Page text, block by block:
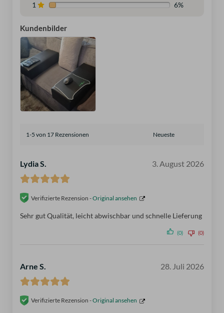
1
6%
Kundenbilder
1-5 von 17 Rezensionen
Lydia S. 3. August 2026
Verifizierte Rezension -Original ansehen
Sehr gut Qualität, leicht abwischbar und schnelle Lieferung
(0) (0)
Arne S. 28. Juli 2026
Verifizierte Rezension -Original ansehen